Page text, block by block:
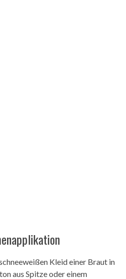
Kleid einer Braut in
aus Spitze oder einem